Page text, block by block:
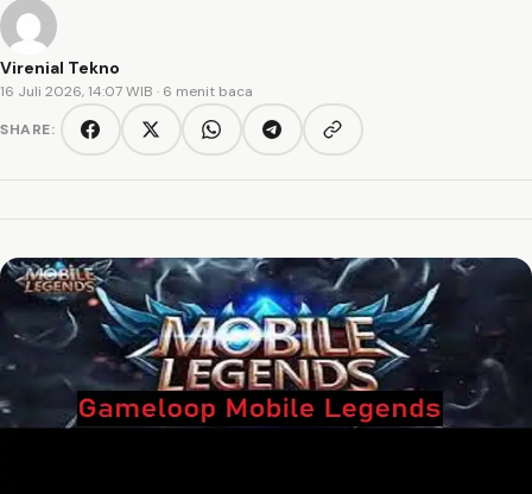
Virenial Tekno
16 Juli 2026, 14:07 WIB · 6 menit baca
SHARE:
FacebookTwitter/XWhatsAppTelegramCopy link